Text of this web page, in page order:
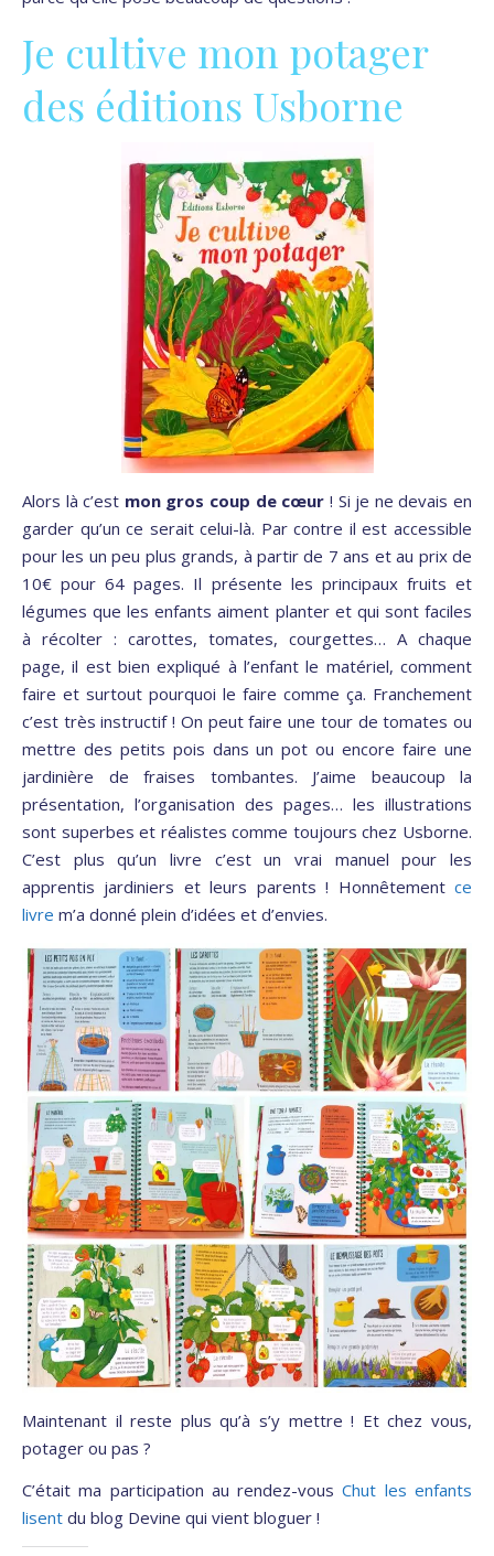
Je cultive mon potager
des éditions Usborne
Alors là c’est mon gros coup de cœur ! Si je ne devais en
garder qu’un ce serait celui-là. Par contre il est accessible
pour les un peu plus grands, à partir de 7 ans et au prix de
10€ pour 64 pages. Il présente les principaux fruits et
légumes que les enfants aiment planter et qui sont faciles
à récolter : carottes, tomates, courgettes… A chaque
page, il est bien expliqué à l’enfant le matériel, comment
faire et surtout pourquoi le faire comme ça. Franchement
c’est très instructif ! On peut faire une tour de tomates ou
mettre des petits pois dans un pot ou encore faire une
jardinière de fraises tombantes. J’aime beaucoup la
présentation, l’organisation des pages… les illustrations
sont superbes et réalistes comme toujours chez Usborne.
C’est plus qu’un livre c’est un vrai manuel pour les
apprentis jardiniers et leurs parents ! Honnêtement ce
livre m’a donné plein d’idées et d’envies.
Maintenant il reste plus qu’à s’y mettre ! Et chez vous,
potager ou pas ?
C’était ma participation au rendez-vousChut les enfants
lisent du blog Devine qui vient bloguer !